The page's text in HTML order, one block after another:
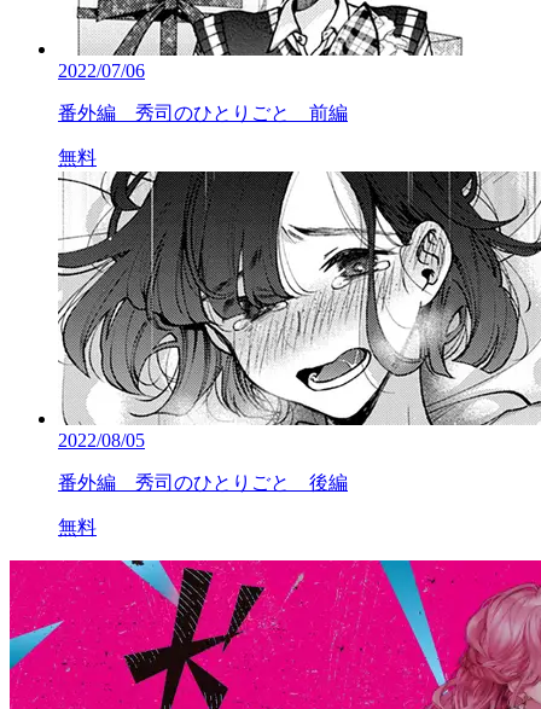
2022/07/06
番外編 秀司のひとりごと 前編
無料
2022/08/05
番外編 秀司のひとりごと 後編
無料